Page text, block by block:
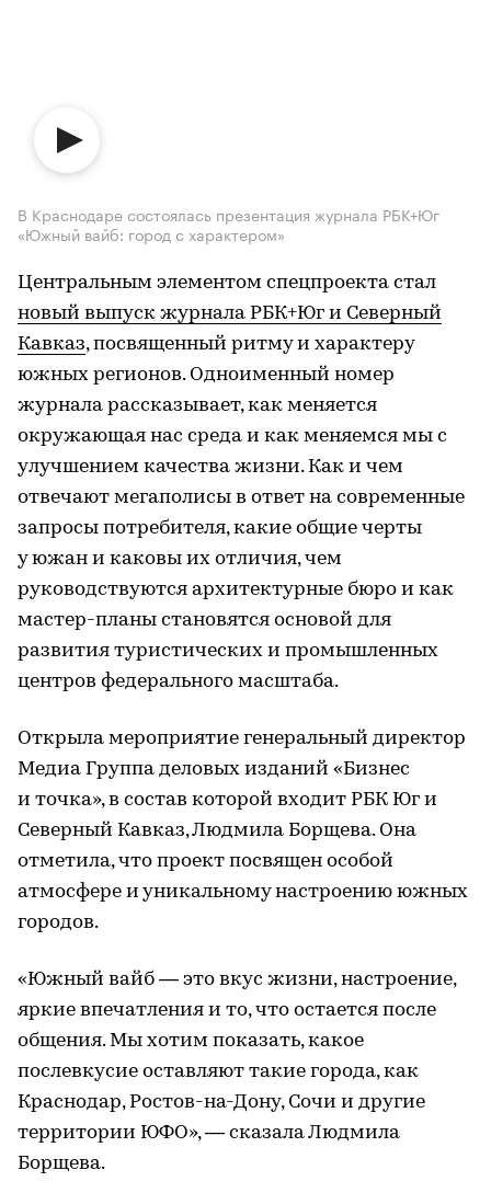
В Краснодаре состоялась презентация журнала РБК+Юг
«Южный вайб: город с характером»
Центральным элементом спецпроекта стал
новый выпуск журнала РБК+Юг и Северный
Кавказ, посвященный ритму и характеру
южных регионов. Одноименный номер
журнала рассказывает, как меняется
окружающая нас среда и как меняемся мы с
улучшением качества жизни. Как и чем
отвечают мегаполисы в ответ на современные
запросы потребителя, какие общие черты
у южан и каковы их отличия, чем
руководствуются архитектурные бюро и как
мастер-планы становятся основой для
развития туристических и промышленных
центров федерального масштаба.
Открыла мероприятие генеральный директор
Медиа Группа деловых изданий «Бизнес
и точка», в состав которой входит РБК Юг и
Северный Кавказ, Людмила Борщева. Она
отметила, что проект посвящен особой
атмосфере и уникальному настроению южных
городов.
«Южный вайб — это вкус жизни, настроение,
яркие впечатления и то, что остается после
общения. Мы хотим показать, какое
послевкусие оставляют такие города, как
Краснодар, Ростов-на-Дону, Сочи и другие
территории ЮФО», — сказала Людмила
Борщева.